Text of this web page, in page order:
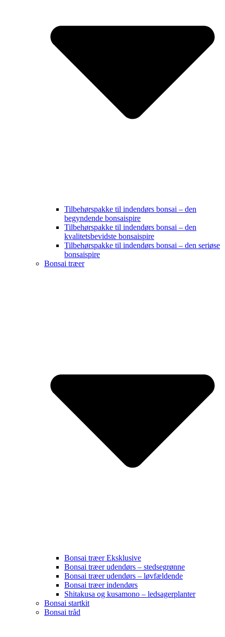
Tilbehørspakke til indendørs bonsai – den
begyndende bonsaispire
Tilbehørspakke til indendørs bonsai – den
kvalitetsbevidste bonsaispire
Tilbehørspakke til indendørs bonsai – den seriøse
bonsaispire
Bonsai træer
Bonsai træer Eksklusive
Bonsai træer udendørs – stedsegrønne
Bonsai træer udendørs – løvfældende
Bonsai træer indendørs
Shitakusa og kusamono – ledsagerplanter
Bonsai startkit
Bonsai tråd